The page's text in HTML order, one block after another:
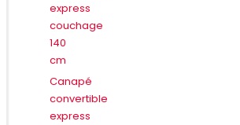
express
couchage
140
cm
Canapé
convertible
express